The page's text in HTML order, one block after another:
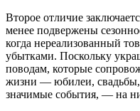
Второе отличие
менее подвержены
когда нереализованный
убытками. Поскольку
поводам, которые
жизни — юбилеи, свадьбы,
значимые события, — на